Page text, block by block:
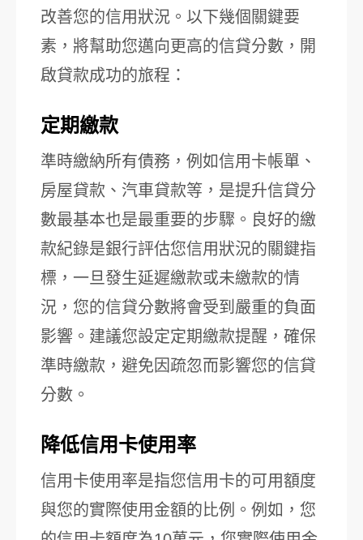
改善您的信用狀況。以下幾個關鍵要
素，將幫助您邁向更高的信貸分數，開
啟貸款成功的旅程：
定期繳款
準時繳納所有債務，例如信用卡帳單、
房屋貸款、汽車貸款等，是提升信貸分
數最基本也是最重要的步驟。良好的繳
款紀錄是銀行評估您信用狀況的關鍵指
標，一旦發生延遲繳款或未繳款的情
況，您的信貸分數將會受到嚴重的負面
影響。建議您設定定期繳款提醒，確保
準時繳款，避免因疏忽而影響您的信貸
分數。
降低信用卡使用率
信用卡使用率是指您信用卡的可用額度
與您的實際使用金額的比例。例如，您